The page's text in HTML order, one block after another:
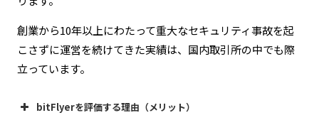
創業から10年以上にわたって重大なセキュリティ事故を起
こさずに運営を続けてきた実績は、国内取引所の中でも際
立っています。
bitFlyerを評価する理由（メリット）